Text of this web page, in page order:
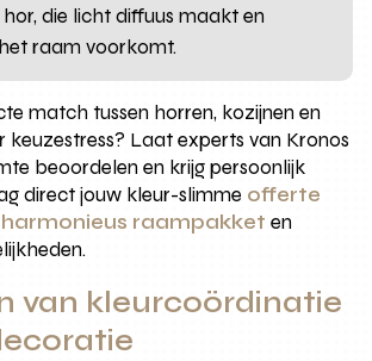
die licht diffuus maakt en
raam voorkomt.
match tussen horren, kozijnen en
keuzestress? Laat experts van Kronos
beoordelen en krijg persoonlijk
direct jouw kleur-slimme offerte
raampakket en
van kleurcoördinatie